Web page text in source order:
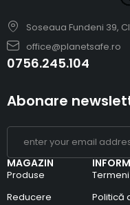
Soseaua Fundeni 39,
office@planetsafe.ro
0756.245.104
MAGAZIN
Produse
Reducere
Politică
Abonare